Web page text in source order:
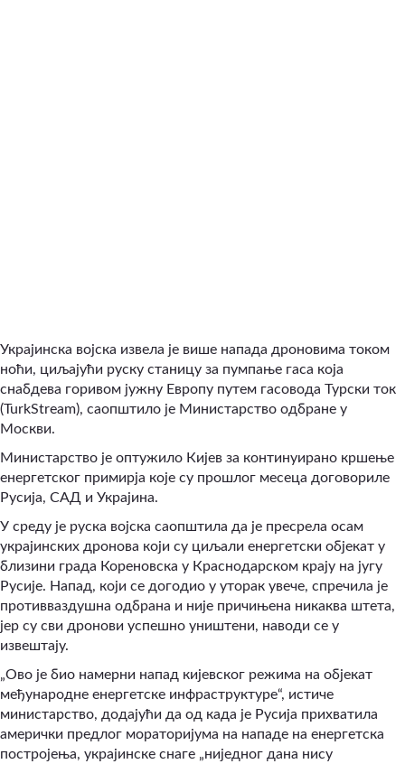
Украјинска војска извела је више напада дроновима током
ноћи, циљајући руску станицу за пумпање гаса која
снабдева горивом јужну Европу путем гасовода Турски ток
(TurkStream), саопштило је Министарство одбране у
Москви.
Министарство је оптужило Кијев за континуирано кршење
енергетског примирја које су прошлог месеца договориле
Русија, САД и Украјина.
У среду је руска војска саопштила да је пресрела осам
украјинских дронова који су циљали енергетски објекат у
близини града Кореновска у Краснодарском крају на југу
Русије. Напад, који се догодио у уторак увече, спречила је
противваздушна одбрана и није причињена никаква штета,
јер су сви дронови успешно уништени, наводи се у
извештају.
„Ово је био намерни напад кијевског режима на објекат
међународне енергетске инфраструктуре“, истиче
министарство, додајући да од када је Русија прихватила
амерички предлог мораторијума на нападе на енергетска
постројења, украјинске снаге „ниједног дана нису